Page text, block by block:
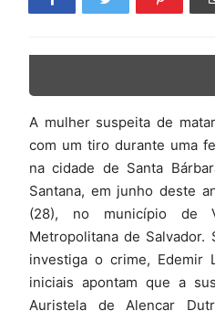
A mulher suspeita de
com um tiro durante uma
na cidade de Santa
Santana, em junho deste
(28), no município de
Metropolitana de Salvador.
investiga o crime, Edemir
iniciais apontam que a
Auristela de Alencar